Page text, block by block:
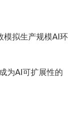
模拟生产规模AI环
为AI可扩展性的